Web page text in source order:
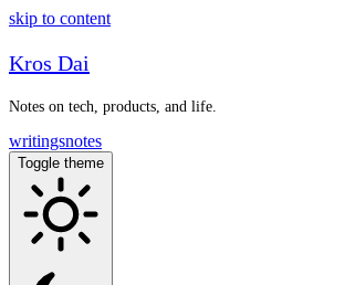
skip to content
Kros Dai
Notes on tech, products, and life.
writingsnotes
Toggle theme